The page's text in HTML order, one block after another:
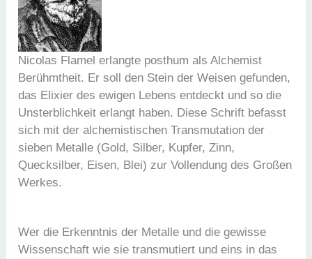
Nicolas Flamel erlangte posthum als Alchemist
Berühmtheit. Er soll den Stein der Weisen gefunden,
das Elixier des ewigen Lebens entdeckt und so die
Unsterblichkeit erlangt haben. Diese Schrift befasst
sich mit der alchemistischen Transmutation der
sieben Metalle (Gold, Silber, Kupfer, Zinn,
Quecksilber, Eisen, Blei) zur Vollendung des Großen
Werkes.
Wer die Erkenntnis der Metalle und die gewisse
Wissenschaft wie sie transmutiert und eins in das